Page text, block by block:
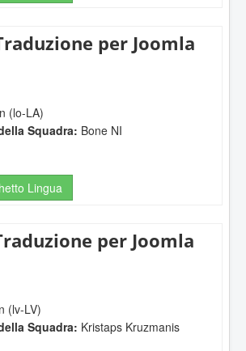
per Joomla
(lo-LA)
Squadra: Bone NI
Lingua
per Joomla
(lv-LV)
Squadra: Kristaps Kruzmanis